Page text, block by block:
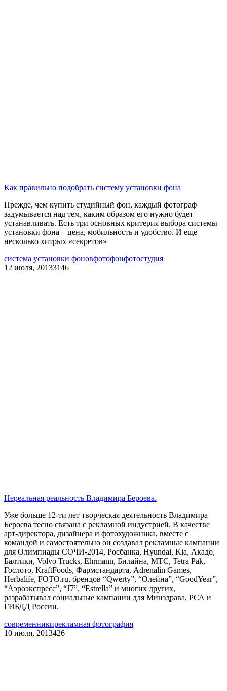
Как правильно подобрать систему установки фона
Прежде, чем купить студийный фон, каждый фотограф
задумывается над тем, каким образом его нужно будет
устанавливать. Есть три основных критерия выбора системы
установки фона – цена, мобильность и удобство. И еще
несколько хитрых «секретов»
система установки фоновфотофонфотостудия
12 июля, 20133146
Нереальная реальность Владимира Бероева.
Уже больше 12-ти лет творческая деятельность Владимира
Бероева тесно связана с рекламной индустрией. В качестве
арт-директора, дизайнера и фотохудожника, вместе с
командой и самостоятельно он создавал рекламные кампании
для Олимпиады СОЧИ-2014, Росбанка, Hyundai, Kia, Акадо,
Балтики, Volvo Trucks, Ehrmann, Билайна, МТС, Tetra Pak,
Гослото, KraftFoods, Фармстандарта, Adrenalin Games,
Herbalife, FOTO.ru, брендов “Qwerty”, “Олейна”, “GoodYear”,
“Аэроэкспресс”, “J7”, “Estrella” и многих других,
разрабатывал социальные кампании для Минздрава, РСА и
ГИБДД России.
современникирекламная фотография
10 июля, 2013426